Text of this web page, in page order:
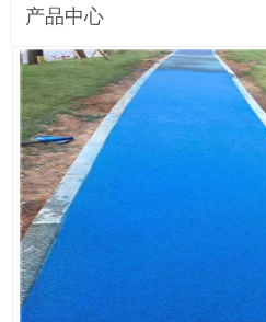
产品中心